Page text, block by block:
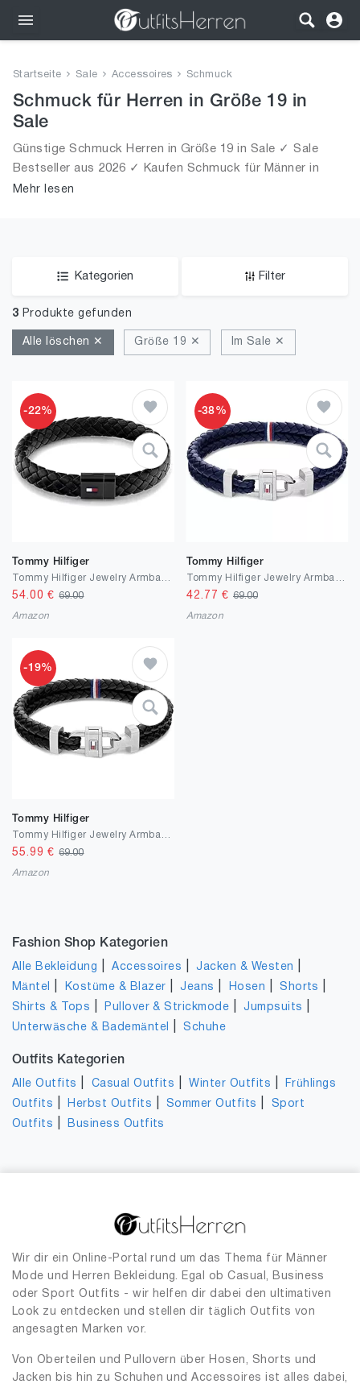
Bekleidung
Schuhe
Startseite Sale Accessoires Schmuck
Schmuck für Herren in Größe 19 in
Sale
Günstige Schmuck Herren in Größe 19 in Sale ✓ Sale
Bestseller aus 2026 ✓ Kaufen Schmuck für Männer in
Größe 19 in Sale!
Mehr lesen
Kategorien Filter
3 Produkte gefunden
Alle löschen ✕ Größe 19 ✕ Im Sale ✕
-22%
Tommy Hilfiger
54.00 €69.00
Amazon
-38%
Tommy Hilfiger
42.77 € 69.00
Amazon
-19%
Tommy Hilfiger
55.99 €69.00
Amazon
Fashion Shop Kategorien
Alle Bekleidung |Accessoires |Jacken & Westen
Mäntel Kostüme & Blazer |Jeans Hosen |Shorts
Shirts & Tops Pullover & Strickmode |Jumpsuits
Unterwäsche & Bademäntel |Schuhe
Outfits Kategorien
Alle Outfits Casual Outfits |Winter Outfits
Frühlings
Outfits
Herbst Outfits Sommer Outfits
Sport
Outfits
Business Outfits
Wir dir ein Online-Portal rund um das Thema für Männer
Mode und Herren Bekleidung. Egal ob Casual, Business
oder Sport Outfits - wir helfen dir dabei den ultimativen
Look zu entdecken und stellen dir täglich Outfits von
angesagten Marken vor.
Von Oberteilen und Pullovern über Hosen, Shorts und
Jacken bis hin zu Schuhen und Accessoires ist alles dabei,